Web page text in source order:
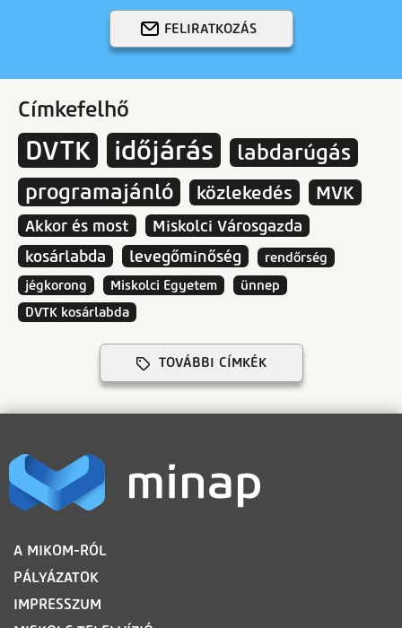
FELIRATKOZÁS
Címkefelhő
DVTK időjárás
labdarúgás
programajánló
közlekedés MVK
Akkor és most
Miskolci Városgazda
kosárlabda
levegőminőség
rendőrség
jégkorong
Miskolci Egyetem
ünnep
DVTK kosárlabda
TOVÁBBI CÍMKÉK
LÁBLÉC
A MIKOM-RÓL
PÁLYÁZATOK
IMPRESSZUM